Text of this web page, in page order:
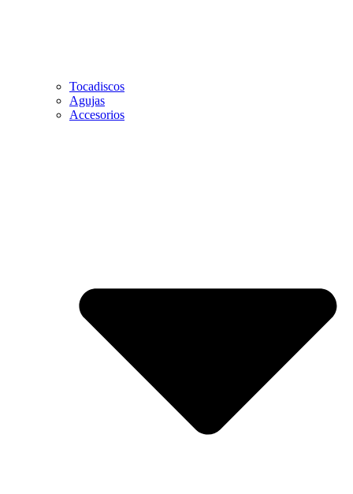
Tocadiscos
Agujas
Accesorios